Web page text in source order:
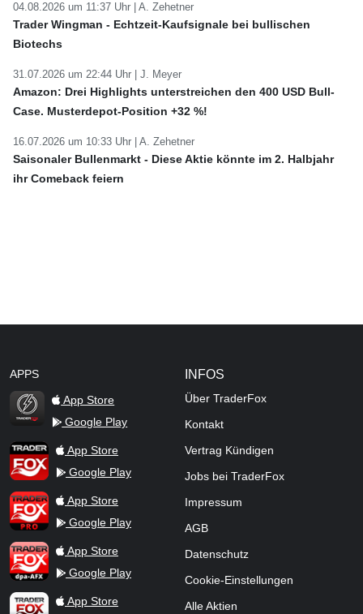
04.08.2026 um 11:37 Uhr | A. Zehetner
Trader Wingman - Echtzeit-Kaufsignale bei bullischen
Biotechs
31.07.2026 um 22:44 Uhr | J. Meyer
Amazon: Drei Highlights unterstreichen den 400 USD Bull-
Case. Musterdepot-Position +32 %!
16.07.2026 um 10:33 Uhr | A. Zehetner
Saisonaler Bullenmarkt - Diese Aktie könnte im 2. Halbjahr
ihr Comeback feiern
APPS
TraderFox Flash
App Store
Google Play
TraderFox AppApp Store
Google Play
TraderFox ProApp Store
Google Play
TraderFox dpa-AFX ProFeed
App Store
Google Play
TraderFox Live Trading
App Store
INFOS
Über TraderFox
Kontakt
Vertrag Kündigen
Jobs bei TraderFox
Impressum
AGB
Datenschutz
Cookie-Einstellungen
Alle Aktien